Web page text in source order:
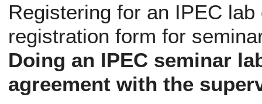
Registering for an IPEC
registration form for
Doing an IPEC seminar
agreement with the